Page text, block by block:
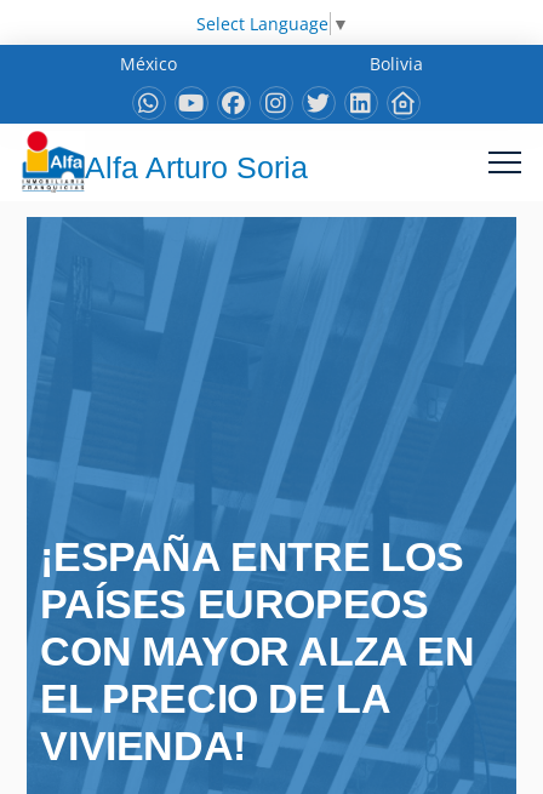
Select Language ▼
México
Bolivia
Alfa Arturo Soria
¡ESPAÑA ENTRE LOS
PAÍSES EUROPEOS
CON MAYOR ALZA EN
EL PRECIO DE LA
VIVIENDA!